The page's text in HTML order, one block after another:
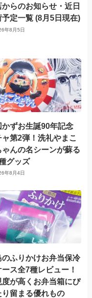
からのお知らせ・近日
予定一覧 (8月5日現在)
年8月5日
かずお生誕90年記念
ャ第2弾！洗礼やまこ
ゃんの名シーンが蘇る
グッズ
年8月4日
のふりかけお弁当保冷
ス全7種レビュー！
度が高くお弁当箱にぴ
り留まる優れもの